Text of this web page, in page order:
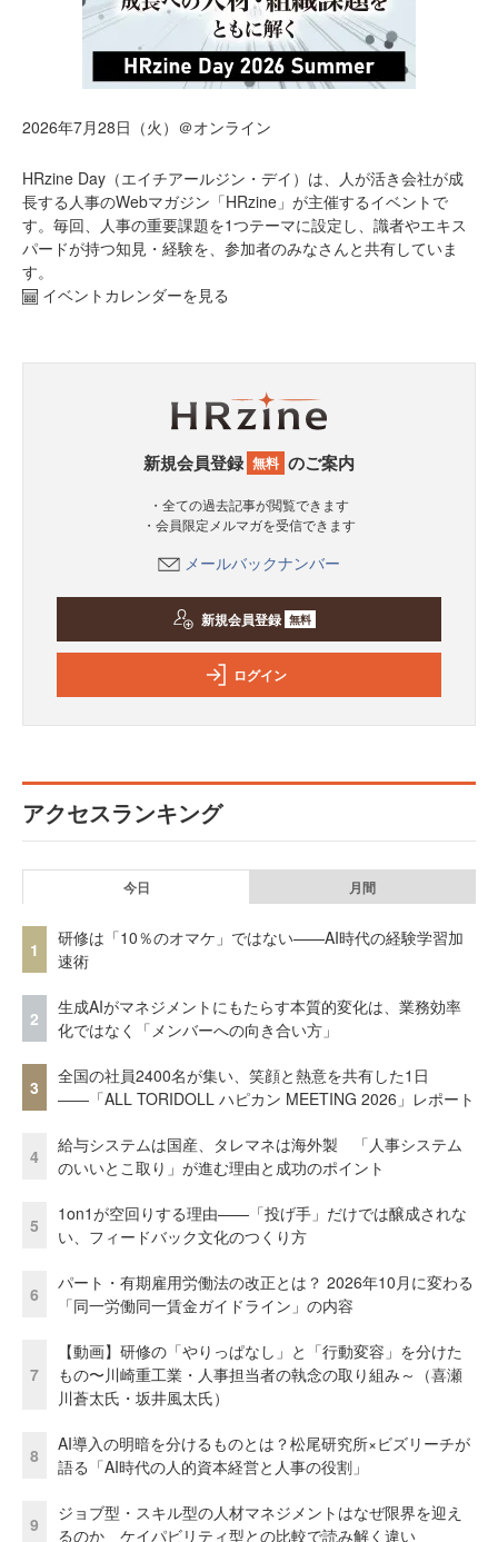
2026年7月28日（火）＠オンライン
HRzine Day（エイチアールジン・デイ）は、人が活き会社が成
長する人事のWebマガジン「HRzine」が主催するイベントで
す。毎回、人事の重要課題を1つテーマに設定し、識者やエキス
パードが持つ知見・経験を、参加者のみなさんと共有していま
す。
イベントカレンダーを見る
新規会員登録 無料 のご案内
・全ての過去記事が閲覧できます
・会員限定メルマガを受信できます
メールバックナンバー
新規会員登録 無料
ログイン
アクセスランキング
今日 月間
1
研修は「10％のオマケ」ではない——AI時代の経験学習加
速術
2
生成AIがマネジメントにもたらす本質的変化は、業務効率
化ではなく「メンバーへの向き合い方」
3
全国の社員2400名が集い、笑顔と熱意を共有した1日
――「ALL TORIDOLL ハピカン MEETING 2026」レポート
4
給与システムは国産、タレマネは海外製 「人事システム
のいいとこ取り」が進む理由と成功のポイント
5
1on1が空回りする理由——「投げ手」だけでは醸成されな
い、フィードバック文化のつくり方
6
パート・有期雇用労働法の改正とは？ 2026年10月に変わる
「同一労働同一賃金ガイドライン」の内容
7
【動画】研修の「やりっぱなし」と「行動変容」を分けた
もの〜川崎重工業・人事担当者の執念の取り組み～（喜瀬
川蒼太氏・坂井風太氏）
8
AI導入の明暗を分けるものとは？松尾研究所×ビズリーチが
語る「AI時代の人的資本経営と人事の役割」
9
ジョブ型・スキル型の人材マネジメントはなぜ限界を迎え
るのか ケイパビリティ型との比較で読み解く違い